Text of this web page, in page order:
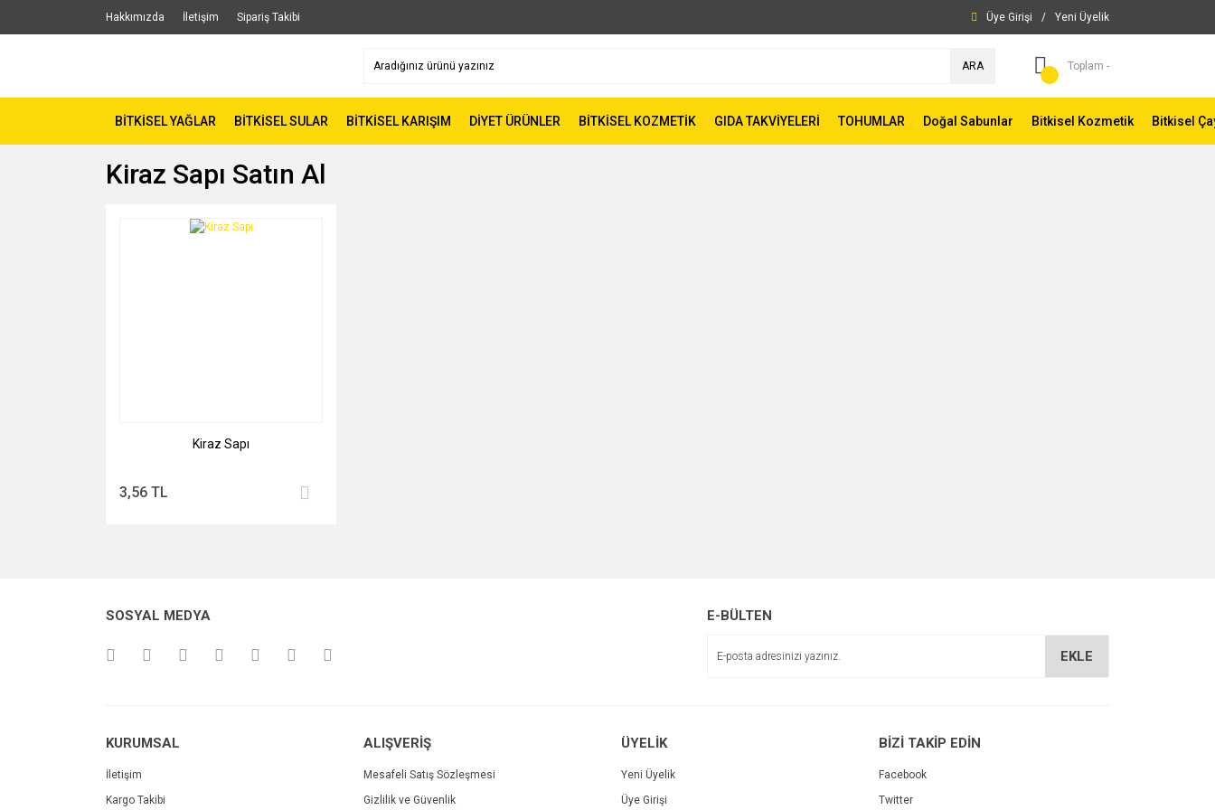
Hakkımızda İletişim Sipariş Takibi Üye Girişi / Yeni Üyelik
ARA Toplam -
BİTKİSEL YAĞLAR BİTKİSEL SULAR BİTKİSEL KARIŞIM DİYET ÜRÜNLER BİTKİSEL KOZMETİK GIDA TAKVİYELERİ TOHUMLAR Doğal Sabunlar Bitkisel Kozmetik Bitkisel
Kiraz Sapı Satın Al
Kiraz Sapı
3,56 TL
SOSYAL MEDYA E-BÜLTEN
EKLE
KURUMSAL
İletişim
Kargo Takibi
ALIŞVERİŞ
Mesafeli Satış Sözleşmesi
Gizlilik ve Güvenlik
ÜYELİK
Yeni Üyelik
Üye Girişi
BİZİ TAKİP EDİN
Facebook
Twitter